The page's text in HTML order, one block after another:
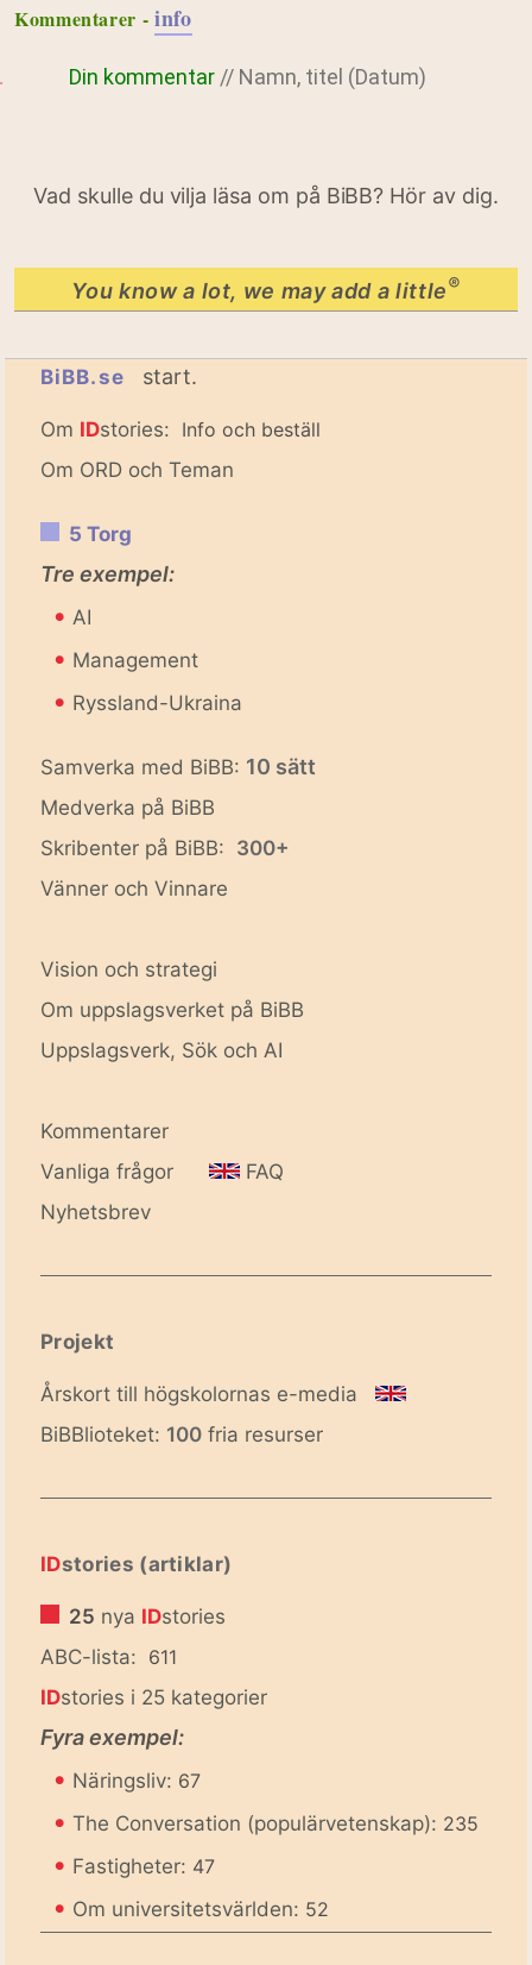
Kommentarer - info
Din kommentar // Namn, titel (Datum)
Vad skulle du vilja läsa om på BiBB? Hör av dig.
You know a lot, we may add a little®
BiBB.se start.
Om IDstories: Info och beställ
Om ORD och Teman
5 Torg
Tre exempel:
• AI
• Management
• Ryssland-Ukraina
Samverka med BiBB: 10 sätt
Medverka på BiBB
Skribenter på BiBB: 300+
Vänner och Vinnare
Vision och strategi
Om uppslagsverket på BiBB
Uppslagsverk, Sök och AI
Kommentarer
Vanliga frågor
FAQ
Nyhetsbrev
Projekt
Årskort till högskolornas e-media
BiBBlioteket: 100 fria resurser
IDstories (artiklar)
25 nya IDstories
ABC-lista: 611
IDstories i 25 kategorier
Fyra exempel:
• Näringsliv: 67
• The Conversation (populärvetenskap): 235
• Fastigheter: 47
• Om universitetsvärlden: 52